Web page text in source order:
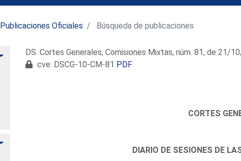
Publicaciones Oficiales Búsqueda de publicaciones
Alternar
Alternar
DS. Cortes Generales, Comisiones Mixtas, núm. 81, de 21/
cve: DSCG-10-CM-81 PDF
CORTES
DIARIO DE SESIONES DE